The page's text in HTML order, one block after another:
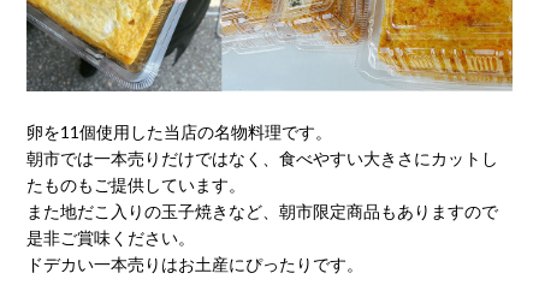
卵を11個使用した当店の名物料理です。
朝市では一本売りだけではなく、食べやすい大きさにカットし
たものもご提供しています。
また地だこ入りの玉子焼きなど、朝市限定商品もありますので
是非ご賞味ください。
ドデカい一本売りはお土産にぴったりです。